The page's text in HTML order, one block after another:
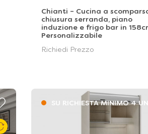
Chianti – Cucina a
chiusura serranda, piano
induzione e frigo bar in
Personalizzabile
Richiedi Prezzo
SU RICHIESTA MINIMO 4